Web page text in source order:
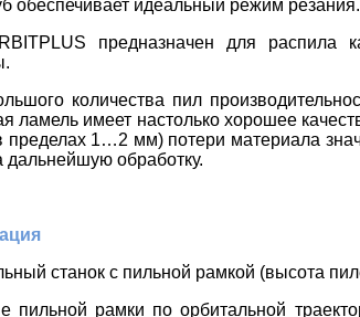
обеспечивает идеальный режим резания.
PLUS предназначен для распила
количества пил
ламель имеет настолько хорошее
пределах 1…2 мм) потери материала
дальнейшую обработку.
станок с пильной рамкой (высота
пильной рамки по орбитальной